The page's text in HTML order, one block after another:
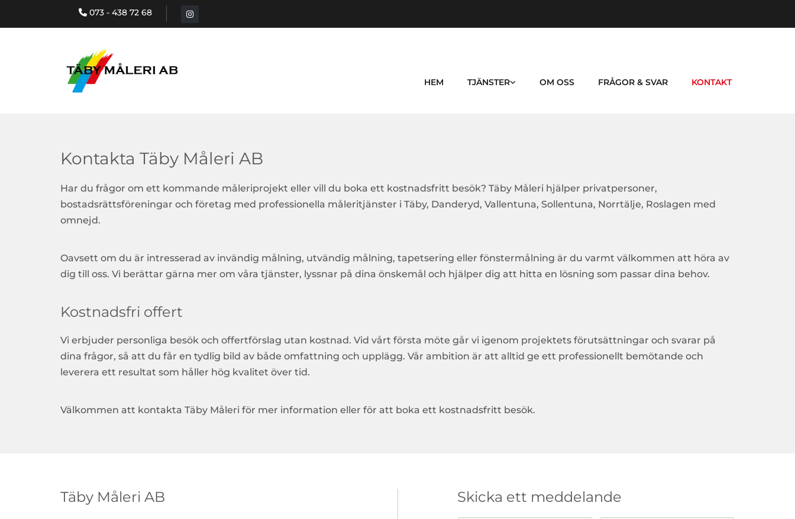
 073 - 438 72 68
HEM TJÄNSTER OM OSS FRÅGOR & SVAR KONTAKT
Kontakta Täby Måleri AB
Har du frågor om ett kommande måleriprojekt eller vill du boka ett kostnadsfritt besök? Täby Måleri hjälper privatpersoner,
bostadsrättsföreningar och företag med professionella måleritjänster i Täby, Danderyd, Vallentuna, Sollentuna, Norrtälje, Roslagen med
omnejd.
Oavsett om du är intresserad av invändig målning, utvändig målning, tapetsering eller fönstermålning är du varmt välkommen att höra av
dig till oss. Vi berättar gärna mer om våra tjänster, lyssnar på dina önskemål och hjälper dig att hitta en lösning som passar dina behov.
Kostnadsfri offert
Vi erbjuder personliga besök och offertförslag utan kostnad. Vid vårt första möte går vi igenom projektets förutsättningar och svarar på
dina frågor, så att du får en tydlig bild av både omfattning och upplägg. Vår ambition är att alltid ge ett professionellt bemötande och
leverera ett resultat som håller hög kvalitet över tid.
Välkommen att kontakta Täby Måleri för mer information eller för att boka ett kostnadsfritt besök.
Täby Måleri AB Skicka ett meddelande